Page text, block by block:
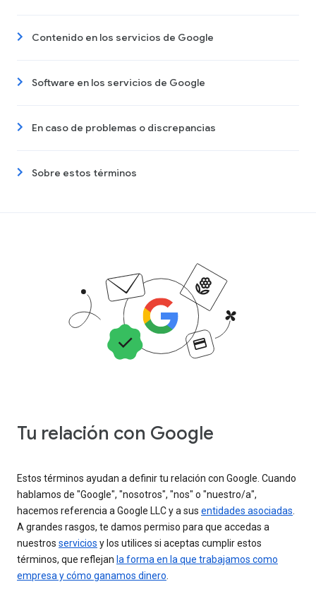
Contenido en los servicios de Google
Software en los servicios de Google
En caso de problemas o discrepancias
Sobre estos términos
Tu relación con Google
Estos términos ayudan a definir tu relación con Google. Cuando
hablamos de "Google", "nosotros", "nos" o "nuestro/a",
hacemos referencia a Google LLC y a sus entidades asociadas
A grandes rasgos, te damos permiso para que accedas a
nuestros servicios y los utilices si aceptas cumplir estos
términos, que reflejan la forma en la que trabajamos como
empresa y cómo ganamos dinero